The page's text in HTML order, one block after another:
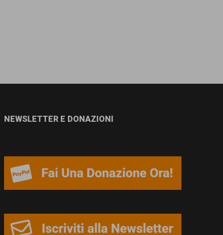
NEWSLETTER E DONAZIONI